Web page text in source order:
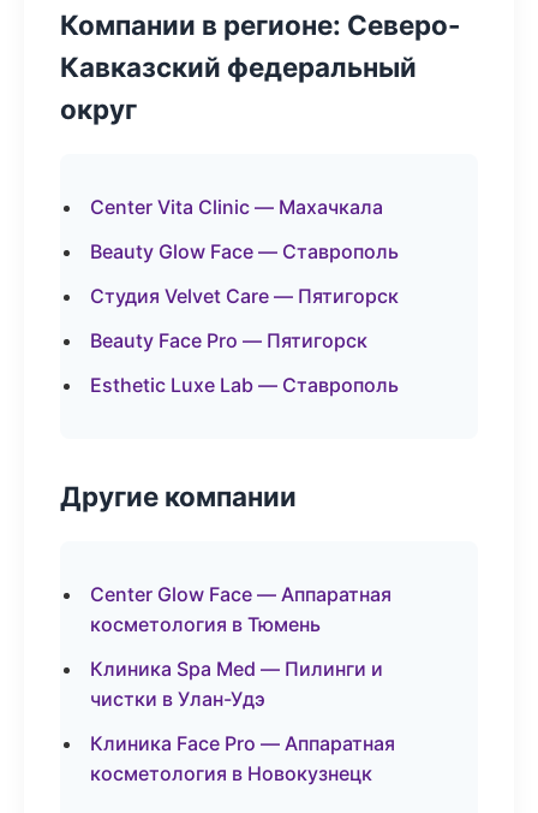
Компании в регионе: Северо-
Кавказский федеральный
округ
Center Vita Clinic — Махачкала
Beauty Glow Face — Ставрополь
Студия Velvet Care — Пятигорск
Beauty Face Pro — Пятигорск
Esthetic Luxe Lab — Ставрополь
Другие компании
Center Glow Face — Аппаратная
косметология в Тюмень
Клиника Spa Med — Пилинги и
чистки в Улан-Удэ
Клиника Face Pro — Аппаратная
косметология в Новокузнецк